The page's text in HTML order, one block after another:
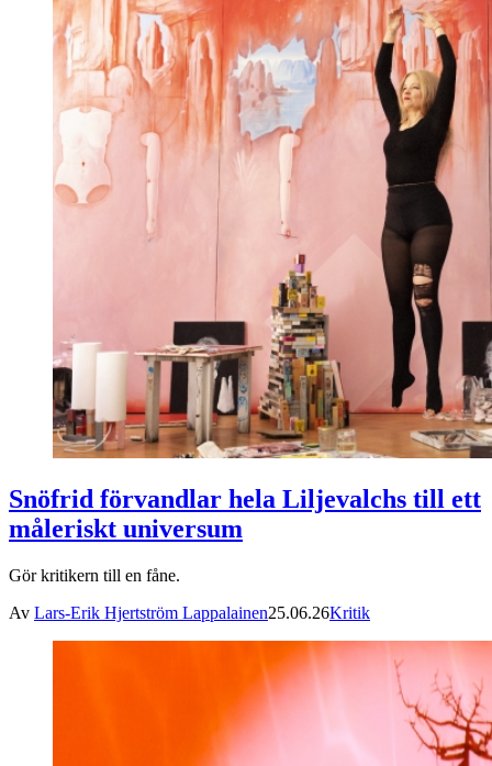
Snöfrid förvandlar hela Liljevalchs till ett
måleriskt universum
Gör kritikern till en fåne.
Av Lars-Erik Hjertström Lappalainen25.06.26Kritik